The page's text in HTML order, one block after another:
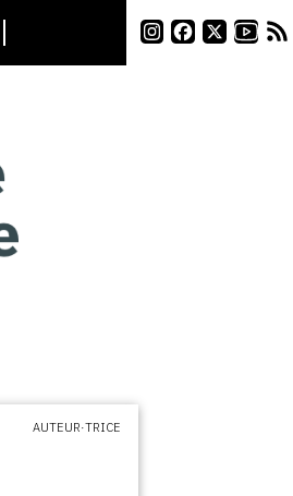
AUTEUR·TRICE